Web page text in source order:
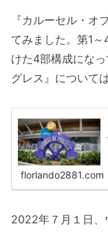
『カルーセル・オ
てみました。第1
けた4部構成にな
グレス』について
florlando2881.com
2022年７月１日